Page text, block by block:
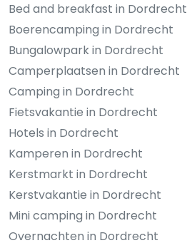
Bed and breakfast in Dordrecht
Boerencamping in Dordrecht
Bungalowpark in Dordrecht
Camperplaatsen in Dordrecht
Camping in Dordrecht
Fietsvakantie in Dordrecht
Hotels in Dordrecht
Kamperen in Dordrecht
Kerstmarkt in Dordrecht
Kerstvakantie in Dordrecht
Mini camping in Dordrecht
Overnachten in Dordrecht